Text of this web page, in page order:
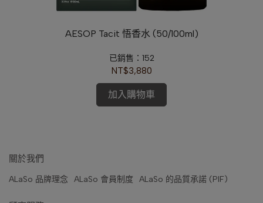
AESOP Tacit 悟香水 (50/100ml)
已銷售：152
NT$3,880
加入購物車
關於我們
ALaSo 品牌理念 ALaSo 會員制度 ALaSo 的品質承諾 (PIF)